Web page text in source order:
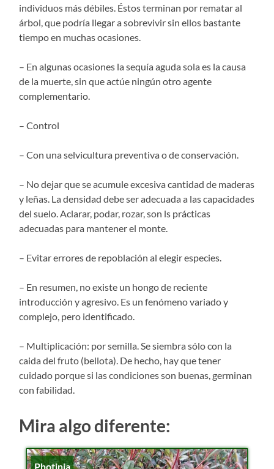
individuos más débiles. Éstos terminan por rematar al
árbol, que podría llegar a sobrevivir sin ellos bastante
tiempo en muchas ocasiones.
– En algunas ocasiones la sequía aguda sola es la causa
de la muerte, sin que actúe ningún otro agente
complementario.
– Control
– Con una selvicultura preventiva o de conservación.
– No dejar que se acumule excesiva cantidad de maderas
y leñas. La densidad debe ser adecuada a las capacidades
del suelo. Aclarar, podar, rozar, son ls prácticas
adecuadas para mantener el monte.
– Evitar errores de repoblación al elegir especies.
– En resumen, no existe un hongo de reciente
introducción y agresivo. Es un fenómeno variado y
complejo, pero identificado.
– Multiplicación: por semilla. Se siembra sólo con la
caida del fruto (bellota). De hecho, hay que tener
cuidado porque si las condiciones son buenas, germinan
con fabilidad.
Mira algo diferente:
Photinia